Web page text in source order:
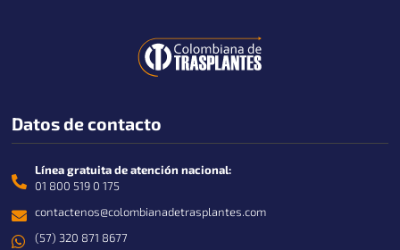
Datos de contacto
Línea gratuita de atención nacional:
01 800 519 0 175
contactenos@colombianadetrasplantes.com
(57) 320 871 8677